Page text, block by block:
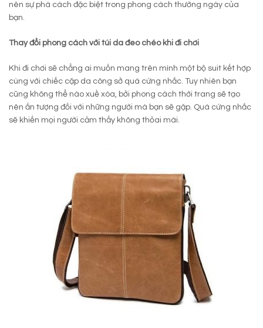
nên sự phá cách đặc biệt trong phong cách thường ngày của
bạn.
Thay đổi phong cách với túi da đeo chéo khi đi chơi
Khi đi chơi sẽ chẳng ai muốn mang trên mình một bộ suit kết hợp
cùng với chiếc cặp da công sở quá cứng nhắc. Tuy nhiên bạn
cũng không thể nào xuề xòa, bởi phong cách thời trang sẽ tạo
nên ấn tượng đối với những người mà bạn sẽ gặp. Quá cứng nhắc
sẽ khiến mọi người cảm thấy không thỏai mái.